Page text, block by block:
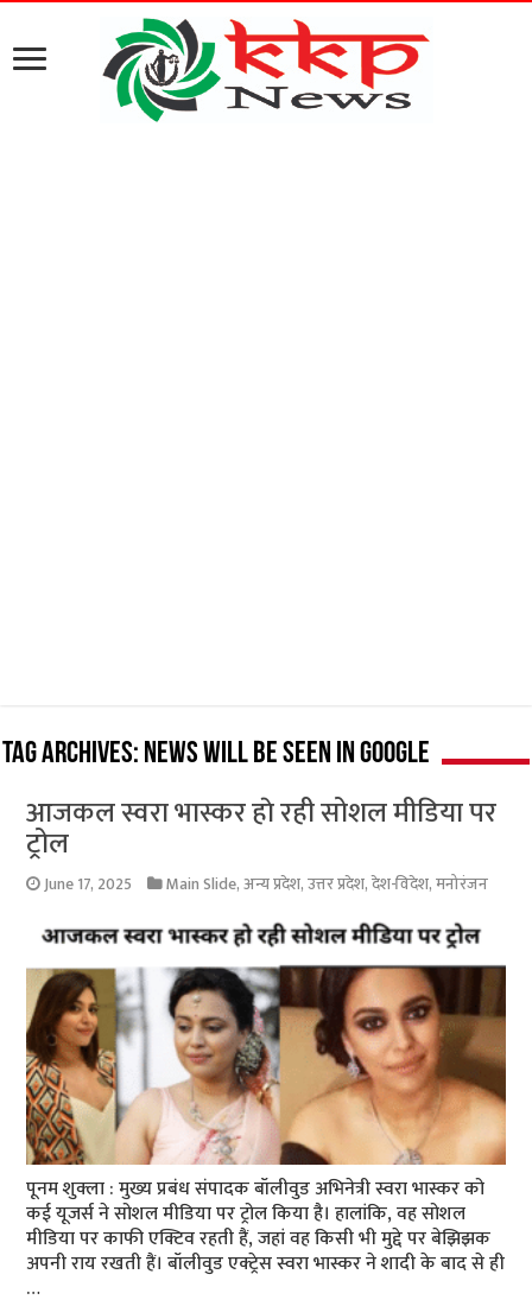
Tag Archives: news will be seen in Google
आजकल स्वरा भास्कर हाे रही सोशल मीडिया पर
ट्रोल
June 17, 2025 Main Slide,अन्य प्रदेश,उत्तर प्रदेश,देश-विदेश,मनोरंजन
पूनम शुक्ला : मुख्य प्रबंध संपादक बॉलीवुड अभिनेत्री स्वरा भास्कर को
कई यूजर्स ने सोशल मीडिया पर ट्रोल किया है। हालांकि, वह सोशल
मीडिया पर काफी एक्टिव रहती हैं, जहां वह किसी भी मुद्दे पर बेझिझक
अपनी राय रखती हैं। बॉलीवुड एक्ट्रेस स्वरा भास्कर ने शादी के बाद से ही
…